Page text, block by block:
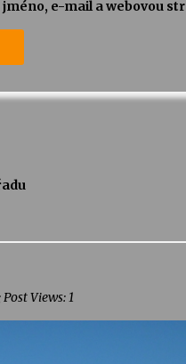
jméno, e-mail a webovou
Views: 1